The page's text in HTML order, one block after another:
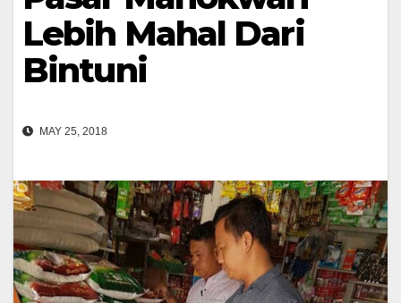
Lebih Mahal Dari
Bintuni
MAY 25, 2018